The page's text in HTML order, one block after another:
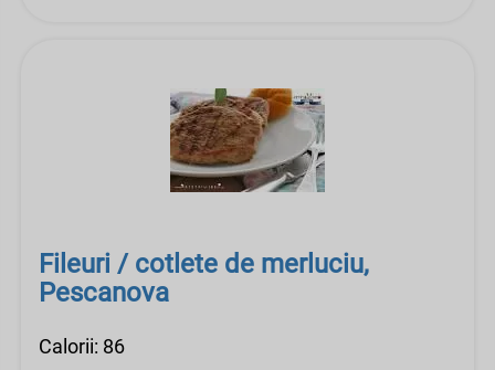
Fileuri / cotlete de merluciu,
Pescanova
Calorii: 86